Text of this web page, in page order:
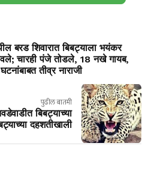
बरड शिवारात बिबट्याला भयंकर
चारही पंजे तोडले, 18 नखे गायब,
तीव्र नाराजी
पुढील बातमी
बिबट्याच्या
दहशतीखाली